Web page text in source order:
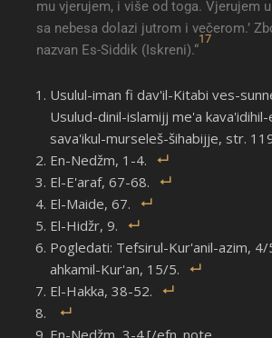
mu vjerujem, i više od toga. Vjerujem
sa nebesa dolazi jutrom i večerom.’
nazvan Es-Siddik (Iskreni).“
17
Usulul-iman fi dav'il-Kitabi ves-
Usulud-dinil-islamijj me'a
sava'ikul-murseleš-šihabijje, str.
En-Nedžm, 1-4.
El-E'araf, 67-68.
El-Maide, 67.
El-Hidžr, 9.
Pogledati: Tefsirul-Kur'anil-azim, 4/
ahkamil-Kur'an, 15/5.
El-Hakka, 38-52.
En-Nedžm, 3-4.[/efn_note